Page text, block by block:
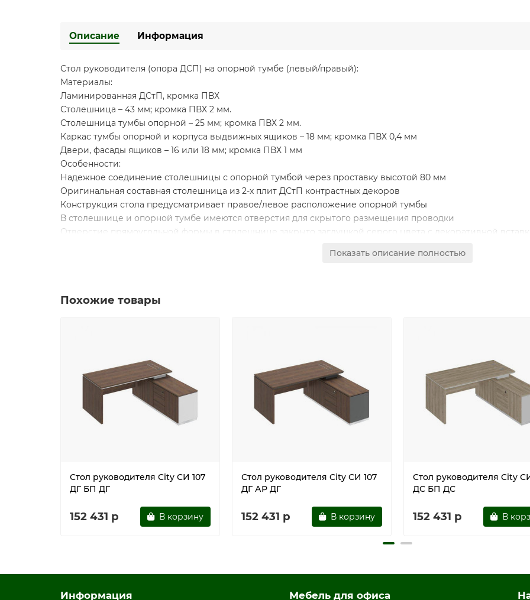
Описание Информация
Стол руководителя (опора ДСП) на опорной тумбе (левый/правый):
Материалы:
Ламинированная ДСтП, кромка ПВХ
Столешница – 43 мм; кромка ПВХ 2 мм.
Столешница тумбы опорной – 25 мм; кромка ПВХ 2 мм.
Каркас тумбы опорной и корпуса выдвижных ящиков – 18 мм; кромка ПВХ 0,4 мм
Двери, фасады ящиков – 16 или 18 мм; кромка ПВХ 1 мм
Особенности:
Надежное соединение столешницы с опорной тумбой через проставку высотой 80 мм
Оригинальная составная столешница из 2-х плит ДСтП контрастных декоров
Конструкция стола предусматривает правое/левое расположение опорной тумбы
В столешнице и опорной тумбе имеются отверстия для скрытого размещения проводки
Отверстие прямоугольной формы в столешнице закрыто заглушкой серого цвета с декоративной
Опорная тумба имеет 3 выдвижных ящика, установленных на скрытые шариковые направляющие с
Опорная тумба укомплектована двумя дверями без замков с системой открывания PushTo Open (без
Показать описание полностью
Похожие товары
Стол руководителя City СИ 107
ДГ БП ДГ
152 431 р В корзину
Стол руководителя City СИ 107
ДГ АР ДГ
152 431 р В корзину
Стол руководителя City
ДС БП ДС
152 431 р В
Информация Мебель для офиса